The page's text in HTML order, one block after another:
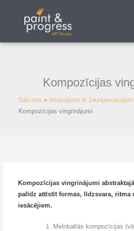
Kompozīcijas
Sākums
Iesācējiem &
Kompozīcijas vingrinājumi
Kompozīcijas vingrinājumi
palīdz attīstīt formas, līdzsvara, ritma
iesācējiem.
1. Melnbaltās kompozīcijas